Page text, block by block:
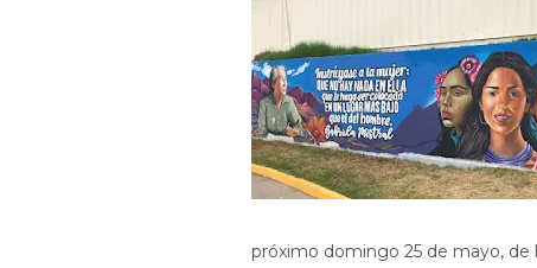
próximo domingo 25 de mayo, de